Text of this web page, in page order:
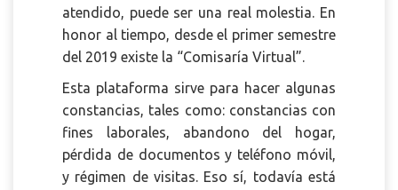
atendido, puede ser una real molestia. En
honor al tiempo, desde el primer semestre
del 2019 existe la “Comisaría Virtual”.
Esta plataforma sirve para hacer algunas
constancias, tales como: constancias con
fines laborales, abandono del hogar,
pérdida de documentos y teléfono móvil,
y régimen de visitas. Eso sí, todavía está